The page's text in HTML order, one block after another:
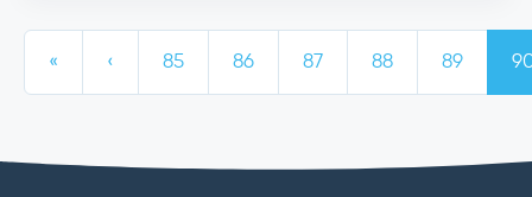
« ‹ 85 86 87 88 89